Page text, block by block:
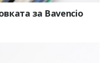
за Bavencio